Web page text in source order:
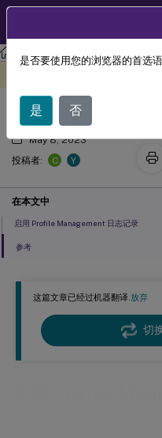
Profile Management
这篇文章已经过机器翻译.放弃
切
检查 Profile
May 8, 2023
投稿者:
C Y
在本文中
启用 Profile Management 日志记录
参考
是否要使用您的浏览器的首选
是 否